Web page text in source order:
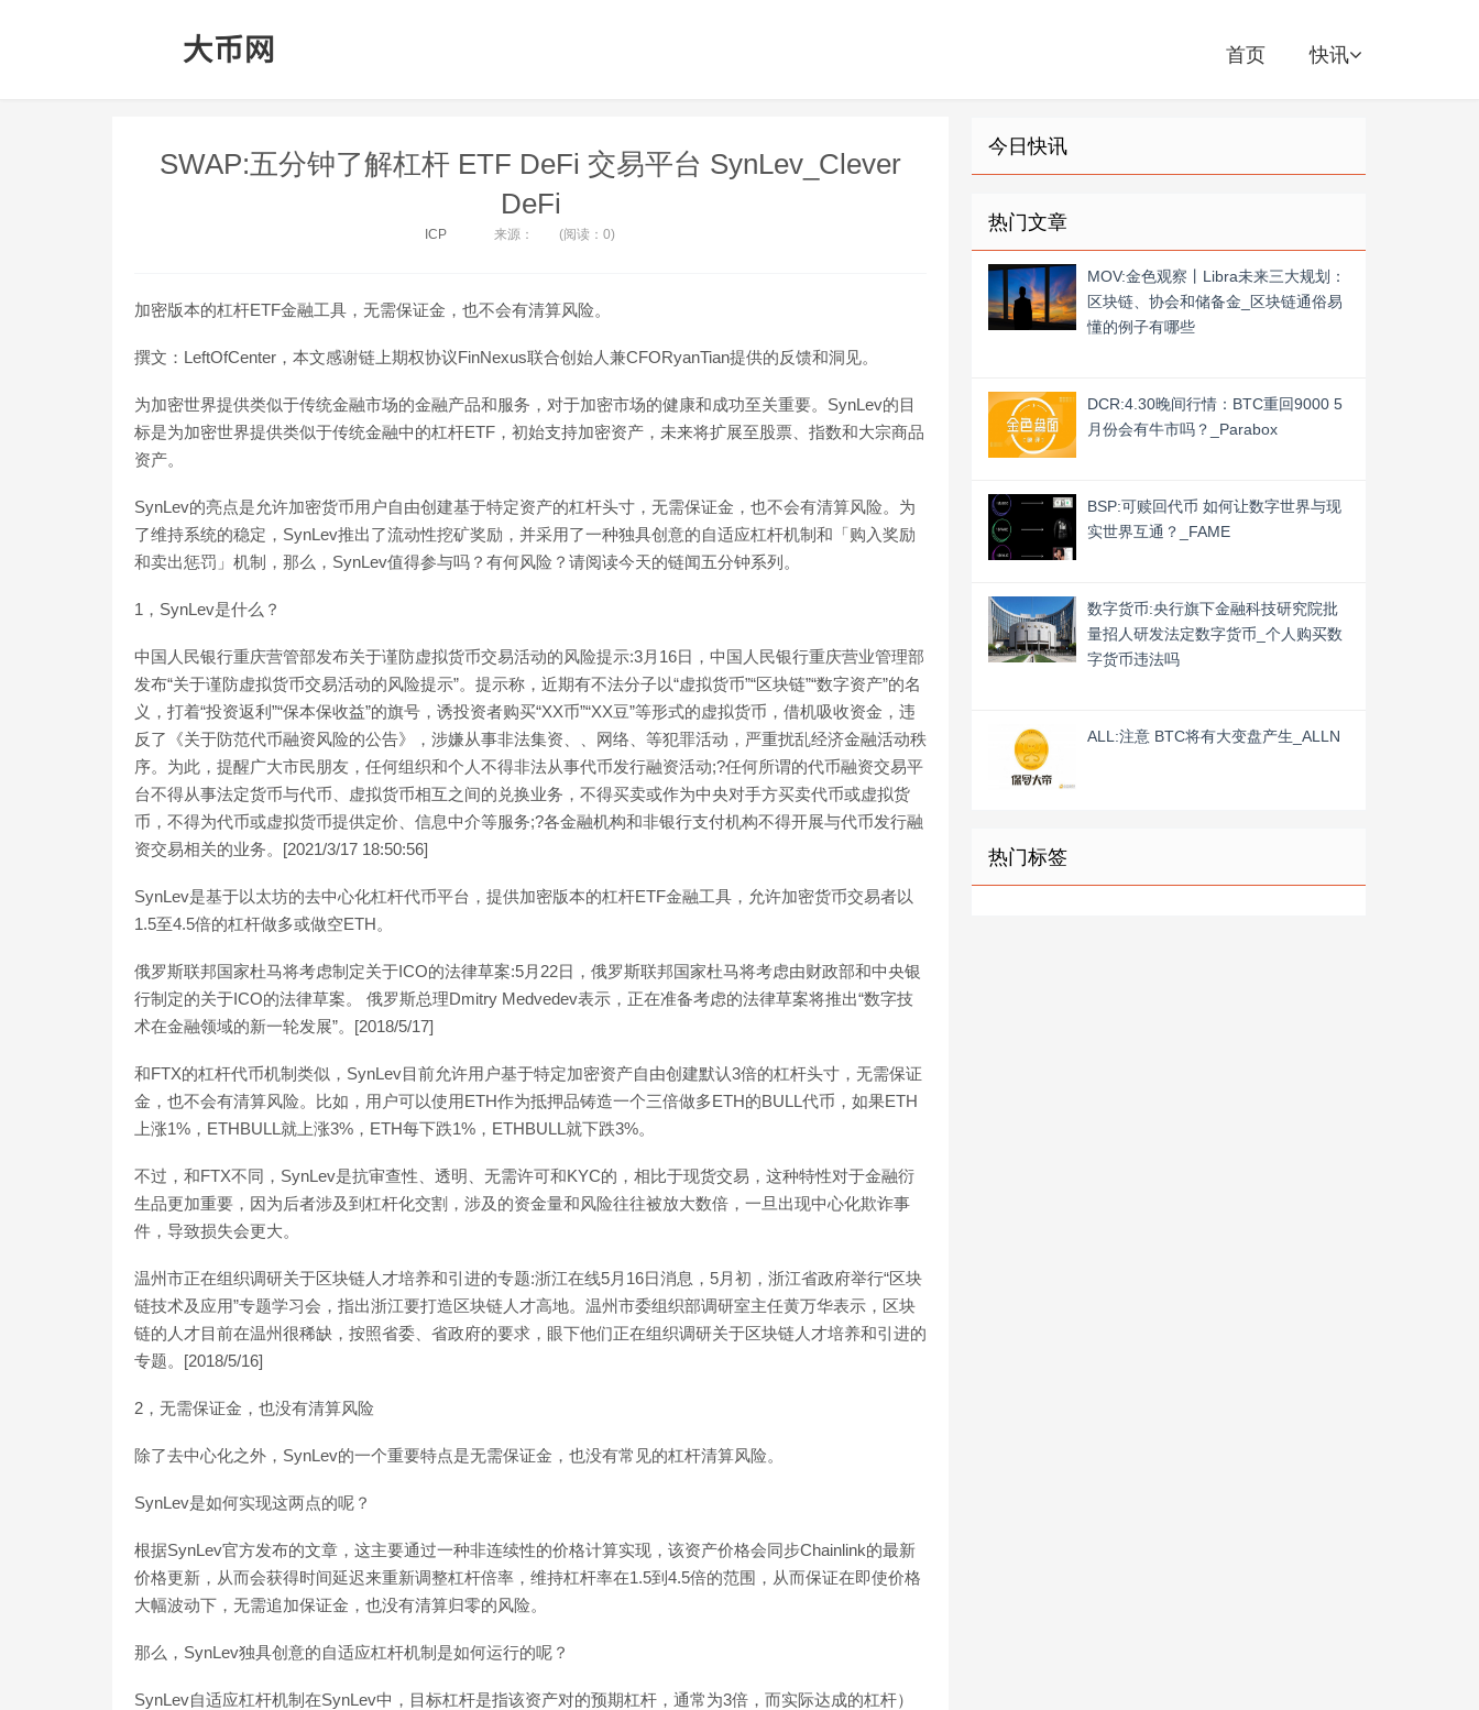
首页 快讯
SWAP:五分钟了解杠杆 ETF DeFi 交易平台 SynLev_Clever
DeFi
ICP 来源： (阅读：0)
加密版本的杠杆ETF金融工具，无需保证金，也不会有清算风险。
撰文：LeftOfCenter，本文感谢链上期权协议FinNexus联合创始人兼CFORyanTian提供的反馈和洞见。
为加密世界提供类似于传统金融市场的金融产品和服务，对于加密市场的健康和成功至关重要。SynLev的目
标是为加密世界提供类似于传统金融中的杠杆ETF，初始支持加密资产，未来将扩展至股票、指数和大宗商品
资产。
SynLev的亮点是允许加密货币用户自由创建基于特定资产的杠杆头寸，无需保证金，也不会有清算风险。为
了维持系统的稳定，SynLev推出了流动性挖矿奖励，并采用了一种独具创意的自适应杠杆机制和「购入奖励
和卖出惩罚」机制，那么，SynLev值得参与吗？有何风险？请阅读今天的链闻五分钟系列。
1，SynLev是什么？
中国人民银行重庆营管部发布关于谨防虚拟货币交易活动的风险提示:3月16日，中国人民银行重庆营业管理部
发布“关于谨防虚拟货币交易活动的风险提示”。提示称，近期有不法分子以“虚拟货币”“区块链”“数字资产”的名
义，打着“投资返利”“保本保收益”的旗号，诱投资者购买“XX币”“XX豆”等形式的虚拟货币，借机吸收资金，违
反了《关于防范代币融资风险的公告》，涉嫌从事非法集资、、网络、等犯罪活动，严重扰乱经济金融活动秩
序。为此，提醒广大市民朋友，任何组织和个人不得非法从事代币发行融资活动;?任何所谓的代币融资交易平
台不得从事法定货币与代币、虚拟货币相互之间的兑换业务，不得买卖或作为中央对手方买卖代币或虚拟货
币，不得为代币或虚拟货币提供定价、信息中介等服务;?各金融机构和非银行支付机构不得开展与代币发行融
资交易相关的业务。[2021/3/17 18:50:56]
SynLev是基于以太坊的去中心化杠杆代币平台，提供加密版本的杠杆ETF金融工具，允许加密货币交易者以
1.5至4.5倍的杠杆做多或做空ETH。
俄罗斯联邦国家杜马将考虑制定关于ICO的法律草案:5月22日，俄罗斯联邦国家杜马将考虑由财政部和中央银
行制定的关于ICO的法律草案。 俄罗斯总理Dmitry Medvedev表示，正在准备考虑的法律草案将推出“数字技
术在金融领域的新一轮发展”。[2018/5/17]
和FTX的杠杆代币机制类似，SynLev目前允许用户基于特定加密资产自由创建默认3倍的杠杆头寸，无需保证
金，也不会有清算风险。比如，用户可以使用ETH作为抵押品铸造一个三倍做多ETH的BULL代币，如果ETH
上涨1%，ETHBULL就上涨3%，ETH每下跌1%，ETHBULL就下跌3%。
不过，和FTX不同，SynLev是抗审查性、透明、无需许可和KYC的，相比于现货交易，这种特性对于金融衍
生品更加重要，因为后者涉及到杠杆化交割，涉及的资金量和风险往往被放大数倍，一旦出现中心化欺诈事
件，导致损失会更大。
温州市正在组织调研关于区块链人才培养和引进的专题:浙江在线5月16日消息，5月初，浙江省政府举行“区块
链技术及应用”专题学习会，指出浙江要打造区块链人才高地。温州市委组织部调研室主任黄万华表示，区块
链的人才目前在温州很稀缺，按照省委、省政府的要求，眼下他们正在组织调研关于区块链人才培养和引进的
专题。[2018/5/16]
2，无需保证金，也没有清算风险
除了去中心化之外，SynLev的一个重要特点是无需保证金，也没有常见的杠杆清算风险。
SynLev是如何实现这两点的呢？
根据SynLev官方发布的文章，这主要通过一种非连续性的价格计算实现，该资产价格会同步Chainlink的最新
价格更新，从而会获得时间延迟来重新调整杠杆倍率，维持杠杆率在1.5到4.5倍的范围，从而保证在即使价格
大幅波动下，无需追加保证金，也没有清算归零的风险。
那么，SynLev独具创意的自适应杠杆机制是如何运行的呢？
SynLev自适应杠杆机制在SynLev中，目标杠杆是指该资产对的预期杠杆，通常为3倍，而实际达成的杠杆）
今日快讯
热门文章
MOV:金色观察丨Libra未来三大规划：
区块链、协会和储备金_区块链通俗易
懂的例子有哪些
DCR:4.30晚间行情：BTC重回9000 5
月份会有牛市吗？_Parabox
BSP:可赎回代币 如何让数字世界与现
实世界互通？_FAME
数字货币:央行旗下金融科技研究院批
量招人研发法定数字货币_个人购买数
字货币违法吗
ALL:注意 BTC将有大变盘产生_ALLN
热门标签